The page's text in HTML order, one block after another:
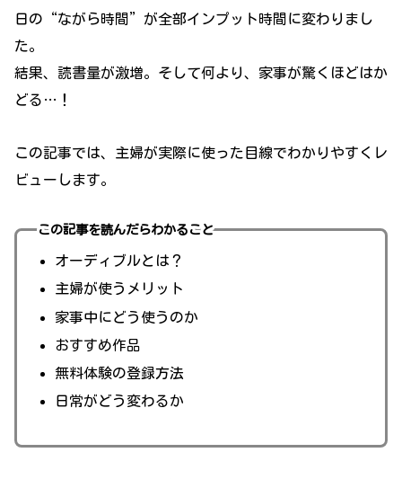
日の“ながら時間”が全部インプット時間に変わりまし
た。
結果、読書量が激増。そして何より、家事が驚くほどはか
どる…！
この記事では、主婦が実際に使った目線でわかりやすくレ
ビューします。
この記事を読んだらわかること
オーディブルとは？
主婦が使うメリット
家事中にどう使うのか
おすすめ作品
無料体験の登録方法
日常がどう変わるか